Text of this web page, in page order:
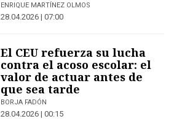
ENRIQUE MARTÍNEZ OLMOS
28.04.2026 | 07:00
El CEU refuerza su lucha
contra el acoso escolar: el
valor de actuar antes de
que sea tarde
BORJA FADÓN
28.04.2026 | 00:15